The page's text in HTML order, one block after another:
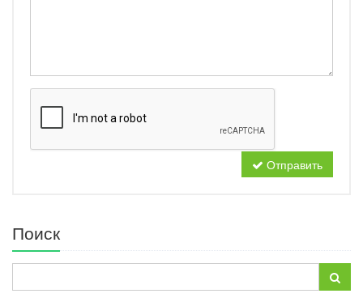
Отправить
Поиск